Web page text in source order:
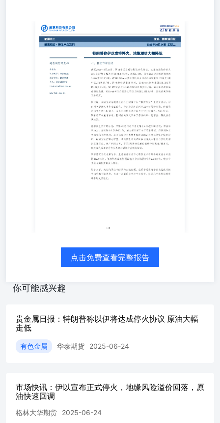
特朗普称伊以或将停火，地缘溢价大幅降低截至2025年6月
23日，原油市场呈现结构性分化特征。SC原油期货价格从
566.6元/桶小幅回升至574.5元/桶，涨幅1.39%，但夜盘出现
大幅回调收跌5.65%至538元/桶；而WTI和Brent则分别大跌
9.2%和9.82%至67.23美元/桶和 69.73 美 元 / 桶 。 跨 市 场
价 差 显 著 变 动 ， SC-Brent 价 差 走 强 559.35% 至10.22
美元/桶，SC-WTI价差扩大163.35%至12.72美元/桶，显示亚
洲基准油种相对走强，而Brent-WTI价差则收窄23.78%至2.5
美元/桶，反映欧美市场供应端，美国总统特朗普在其社交
媒体平台“真实社交”上发文表示，以色列和伊朗已同意全面
停火。停火协议涉及两个12小时的停火期，伊朗将启动首个
12小时停火，以色列将随后进行第二个12小时停火，24小时
后，战争将正式宣布结束。特朗普的发文带来了原油的第一
轮下挫，隔夜油价需求侧呈现区域分化：印度5月原油进口
同比增长5.9%至2330万吨，柴油和汽油出口分别增长9.7%
和13.7%，显示南亚炼厂加工需求稳健。但欧洲和东南亚需
吨，暗示中综合来看，短期内供应中断风险大幅走弱，但夏
季需求旺季的来临或将限制油价的下跌速度。未来一周需重
同步承压。跌超5%。但美国汽油库存季节性累积对裂解价
差形成压制。国境内实物交割压力有限。旺季的兑现程度。
供给06月23日：消息人士：委内瑞拉第二大炼油厂因停电而
日：伊拉克国营巴士拉石油公司表示，意大利油企埃尼集团
巴士拉石油公司表示，部分在油田工作的外国人员已被撤
离。06月23日：消息人士称，俄罗斯石油公司Rosneft将在
八月暂停萨哈林-1项目的石油产量进行维护。06月23日：泰
国总理：泰国考虑禁止向柬埔寨供应石油和电力。06月23
点击免费查看完整报告
你可能感兴趣
贵金属日报：特朗普称以伊将达成停火协议 原油大幅
走低
有色金属 华泰期货 2025-06-24
市场快讯：伊以宣布正式停火，地缘风险溢价回落，原
油快速回调
格林大华期货 2025-06-24